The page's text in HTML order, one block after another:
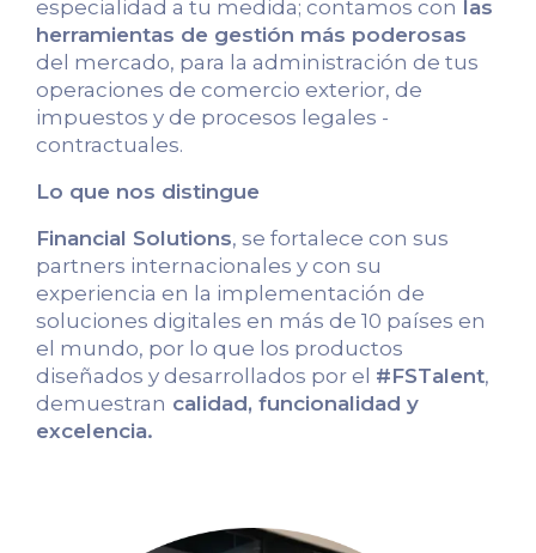
especialidad a tu medida; contamos con las
herramientas de gestión más poderosas
del mercado, para la administración de tus
operaciones de comercio exterior, de
impuestos y de procesos legales -
contractuales.
Lo que nos distingue
Financial Solutions, se fortalece con sus
partners internacionales y con su
experiencia en la implementación de
soluciones digitales en más de 10 países en
el mundo, por lo que los productos
diseñados y desarrollados por el #FSTalent,
demuestran calidad, funcionalidad y
excelencia.